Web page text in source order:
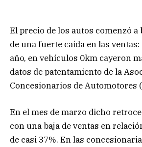
El precio de los autos comenzó a
de una fuerte caída en las
año, en vehículos 0km cayeron
datos de patentamiento de la
Concesionarios de Automotores
En el mes de marzo dicho
con una baja de ventas en
de casi 37%. En las